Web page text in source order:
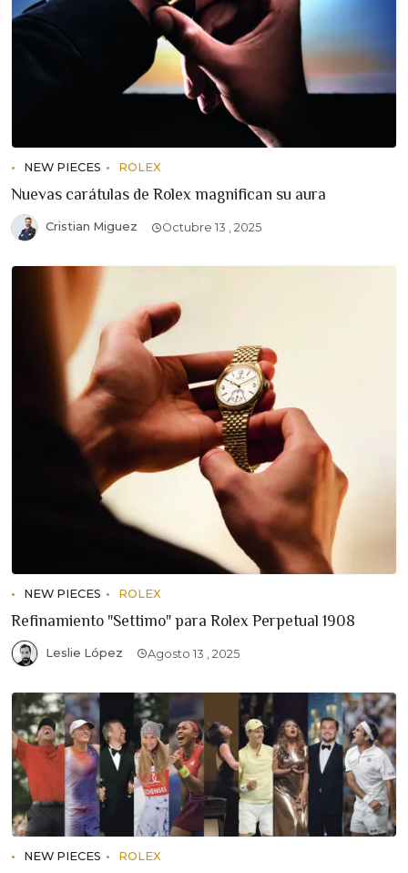
NEW PIECES ROLEX
Nuevas carátulas de Rolex magnifican su aura
Cristian Miguez Octubre 13 , 2025
NEW PIECES ROLEX
Refinamiento "Settimo" para Rolex Perpetual 1908
Leslie López Agosto 13 , 2025
NEW PIECES ROLEX